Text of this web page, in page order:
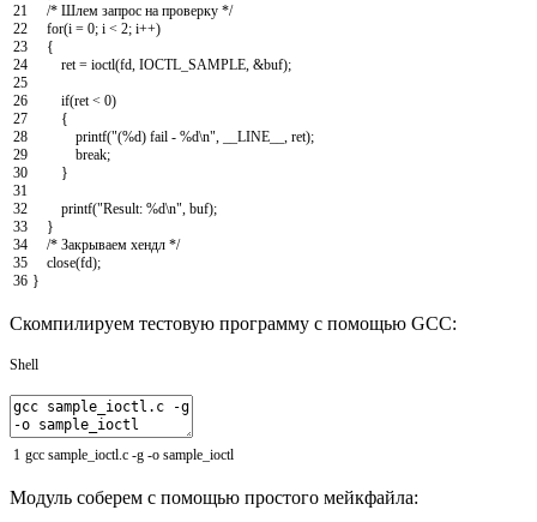
21
22
23
24
25
26
27
28
29
30
31
32
33
34
35
36
/* Шлем запрос на проверку */
for(i = 0; i < 2; i++)
{
ret = ioctl(fd IOCTL_SAMPLE &buf);
if(ret < 0)
{
printf("(%d) fail - %d\n" __LINE__ ret);
break;
}
printf("Result: %d\n" buf);
}
/* Закрываем хендл */
close(fd);
}
Скомпилируем тестовую программу с помощью GCC:
Shell
1 gcc sample_ioctl.c -g -o sample_ioctl
Модуль соберем с помощью простого мейкфайла: